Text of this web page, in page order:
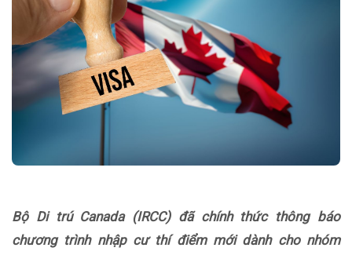
Bộ Di trú Canada (IRCC) đã chính thức thông báo
chương trình nhập cư thí điểm mới dành cho nhóm